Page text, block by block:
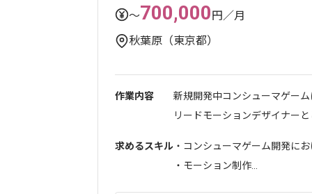
〜700,000円／月
秋葉原（東京都）
作業内容
新規開発中コンシューマゲー
リードモーションデザイナー
求めるスキル ・コンシューマゲーム開発に
・モーション制作...